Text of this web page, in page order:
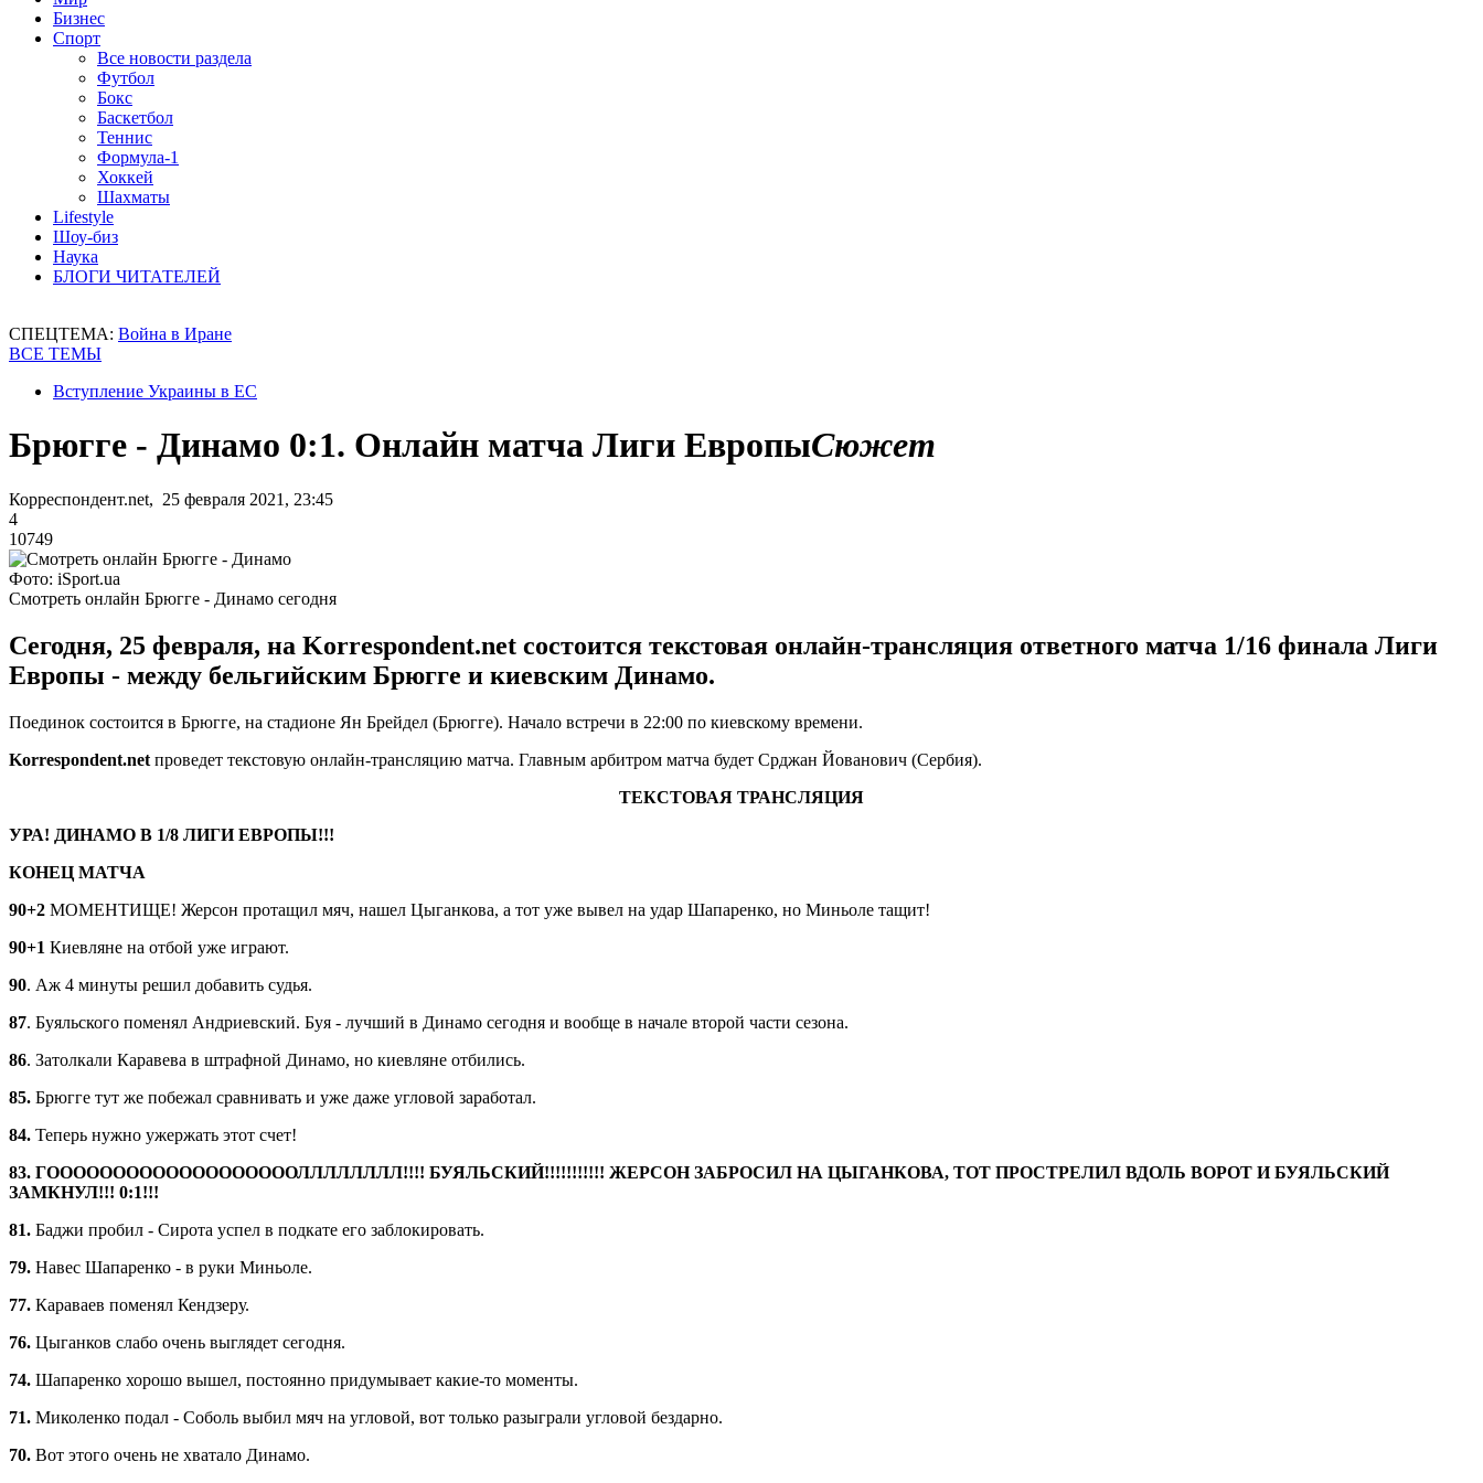
Бизнес
Спорт
Все новости раздела
Футбол
Бокс
Баскетбол
Теннис
Формула-1
Хоккей
Шахматы
Lifestyle
Шоу-биз
Наука
БЛОГИ ЧИТАТЕЛЕЙ
СПЕЦТЕМА: Война в Иране
ВСЕ ТЕМЫ
Вступление Украины в ЕС
Брюгге - Динамо 0:1. Онлайн матча Лиги ЕвропыСюжет
Корреспондент.net, 25 февраля 2021, 23:45
4
10749
Фото: iSport.ua
Смотреть онлайн Брюгге - Динамо сегодня
Сегодня, 25 февраля, на Korrespondent.net состоится текстовая онлайн-трансляция ответного матча 1/16 финала Лиги
Европы - между бельгийским Брюгге и киевским Динамо.
Поединок состоится в Брюгге, на стадионе Ян Брейдел (Брюгге). Начало встречи в 22:00 по киевскому времени.
Korrespondent.net проведет текстовую онлайн-трансляцию матча. Главным арбитром матча будет Срджан Йованович (Сербия).
ТЕКСТОВАЯ ТРАНСЛЯЦИЯ
УРА! ДИНАМО В 1/8 ЛИГИ ЕВРОПЫ!!!
КОНЕЦ МАТЧА
90+2 МОМЕНТИЩЕ! Жерсон протащил мяч, нашел Цыганкова, а тот уже вывел на удар Шапаренко, но Миньоле тащит!
90+1 Киевляне на отбой уже играют.
90. Аж 4 минуты решил добавить судья.
87. Буяльского поменял Андриевский. Буя - лучший в Динамо сегодня и вообще в начале второй части сезона.
86. Затолкали Каравева в штрафной Динамо, но киевляне отбились.
85. Брюгге тут же побежал сравнивать и уже даже угловой заработал.
84. Теперь нужно ужержать этот счет!
83. ГОООООООООООООООООООЛЛЛЛЛЛЛЛ!!!! БУЯЛЬСКИЙ!!!!!!!!!!! ЖЕРСОН ЗАБРОСИЛ НА ЦЫГАНКОВА, ТОТ ПРОСТРЕЛИЛ ВДОЛЬ ВОРОТ И БУЯЛЬСКИЙ
ЗАМКНУЛ!!! 0:1!!!
81. Баджи пробил - Сирота успел в подкате его заблокировать.
79. Навес Шапаренко - в руки Миньоле.
77. Караваев поменял Кендзеру.
76. Цыганков слабо очень выглядет сегодня.
74. Шапаренко хорошо вышел, постоянно придумывает какие-то моменты.
71. Миколенко подал - Соболь выбил мяч на угловой, вот только разыграли угловой бездарно.
70. Вот этого очень не хватало Динамо.